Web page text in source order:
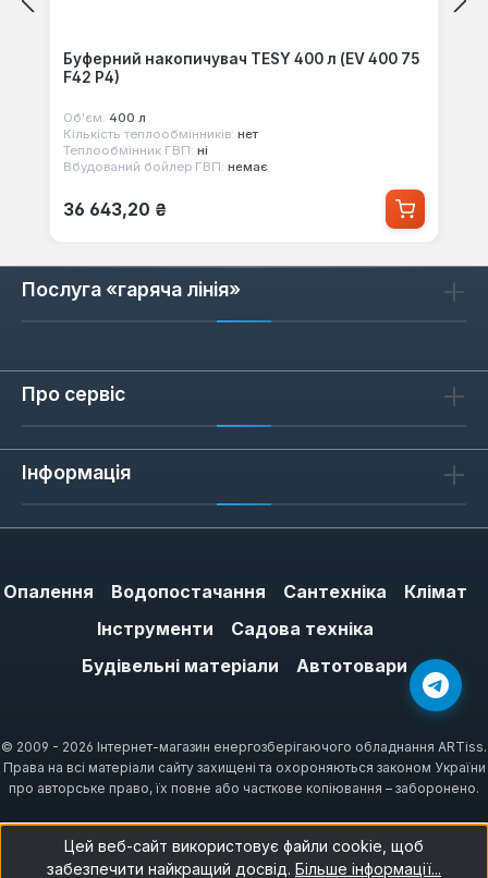
Буферний накопичувач TESY 400 л (EV 400 75
F42 P4)
Об'єм: 400 л
Кількість теплообмінників: нет
Теплообмінник ГВП: ні
Вбудований бойлер ГВП: немає
Звичайна ціна:
36 643,20 ₴
Послуга «гаряча лінія»
Про сервіс
Інформація
Опалення Водопостачання Сантехніка
Клімат
Інструменти
Садова техніка
Будівельні матеріали
Автотовари
© 2009 - 2026 Інтернет-магазин енергозберігаючого обладнання ARTiss.
Права на всі матеріали сайту захищені та охороняються законом України
про авторське право, їх повне або часткове копіювання – заборонено.
Цей веб-сайт використовує файли cookie, щоб
забезпечити найкращий досвід. Більше інформації...